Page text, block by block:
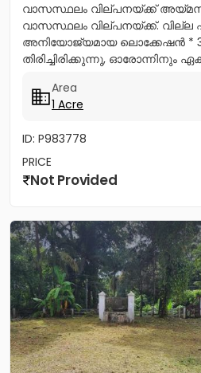
വാസസ്ഥലം വില്പനയ്ക്ക്
വാസസ്ഥലം വില്പനയ്ക്ക്. വില്ല
അനിയോജ്യമായ ലൊക്കേഷൻ *
തിരിച്ചിരിക്കുന്നു, ഓരോന്നിനും
Area
1 Acre
ID: P983778
PRICE
Not Provided